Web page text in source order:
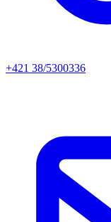
+421 38/5300336